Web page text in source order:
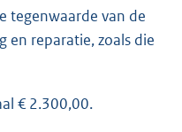
tegenwaarde van de
en reparatie, zoals die
€ 2.300,00.